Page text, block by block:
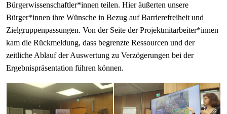
Bürgerwissenschaftler*innen teilen. Hier äußerten unsere
Bürger*innen ihre Wünsche in Bezug auf Barrierefreiheit und
Zielgruppenpassungen. Von der Seite der Projektmitarbeiter*innen
kam die Rückmeldung, dass begrenzte Ressourcen und der
zeitliche Ablauf der Auswertung zu Verzögerungen bei der
Ergebnispräsentation führen können.